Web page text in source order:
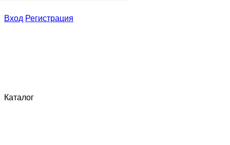
Вход Регистрация
Каталог